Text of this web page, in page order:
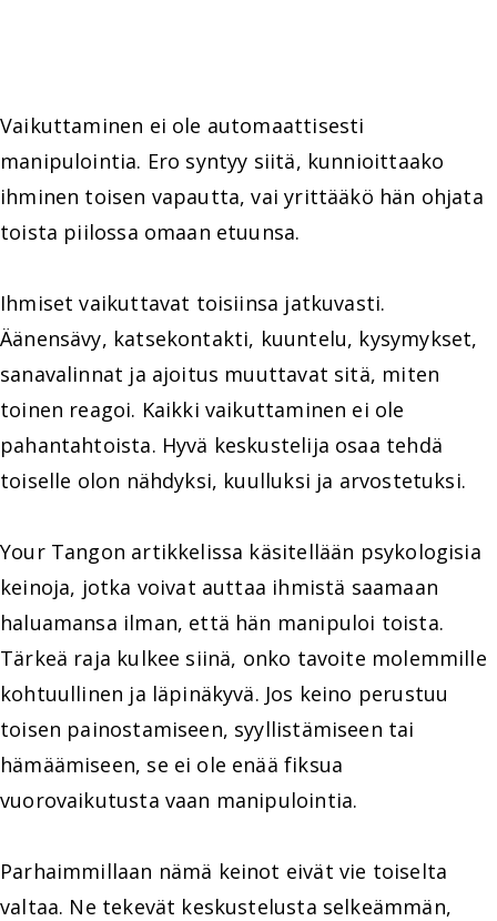
Vaikuttaminen ei ole automaattisesti
manipulointia. Ero syntyy siitä, kunnioittaako
ihminen toisen vapautta, vai yrittääkö hän ohjata
toista piilossa omaan etuunsa.
Ihmiset vaikuttavat toisiinsa jatkuvasti.
Äänensävy, katsekontakti, kuuntelu, kysymykset,
sanavalinnat ja ajoitus muuttavat sitä, miten
toinen reagoi. Kaikki vaikuttaminen ei ole
pahantahtoista. Hyvä keskustelija osaa tehdä
toiselle olon nähdyksi, kuulluksi ja arvostetuksi.
Your Tangon artikkelissa käsitellään psykologisia
keinoja, jotka voivat auttaa ihmistä saamaan
haluamansa ilman, että hän manipuloi toista.
Tärkeä raja kulkee siinä, onko tavoite molemmille
kohtuullinen ja läpinäkyvä. Jos keino perustuu
toisen painostamiseen, syyllistämiseen tai
hämäämiseen, se ei ole enää fiksua
vuorovaikutusta vaan manipulointia.
Parhaimmillaan nämä keinot eivät vie toiselta
valtaa. Ne tekevät keskustelusta selkeämmän,